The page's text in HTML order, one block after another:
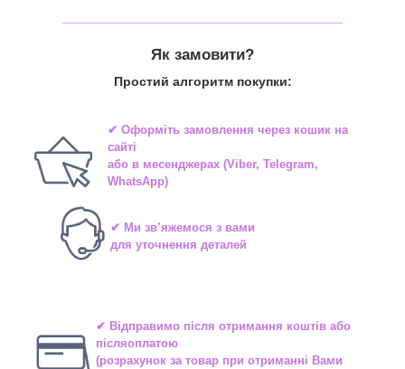
Як замовити?
Простий алгоритм покупки:
✔ Оформіть замовлення через кошик на
сайті
або в месенджерах(Viber, Telegram,
WhatsApp)
✔ Ми зв’яжемося з вами
для уточнення деталей
✔ Відправимо після отримання коштів або
післяоплатою
(розрахунок за товар при отриманні Вами